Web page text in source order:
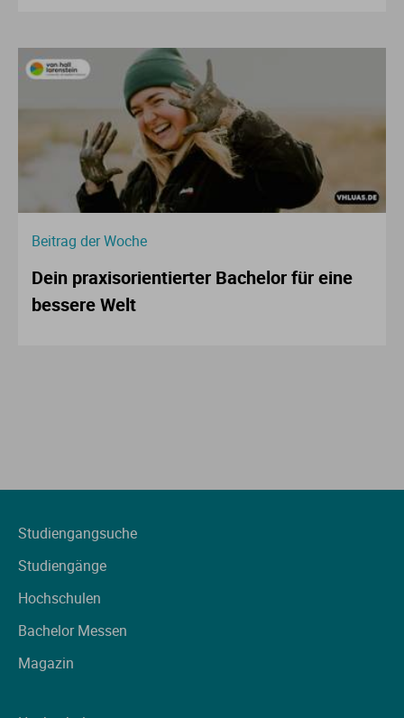
Beitrag der Woche
Dein praxisorientierter Bachelor für eine
bessere Welt
Studiengangsuche
Studiengänge
Hochschulen
Bachelor Messen
Magazin